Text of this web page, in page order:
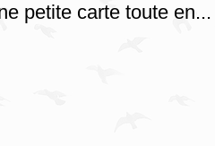
petite carte toute en...